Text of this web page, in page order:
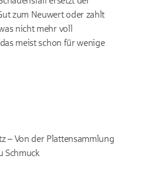
zum Neuwert oder zahlt
nicht mehr voll
meist schon für wenige
– Von der Plattensammlung
Schmuck